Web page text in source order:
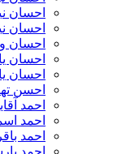
احسان
احسان
احسان
احسان
احسان
احسن
احمد
احمد
احمد
احمد